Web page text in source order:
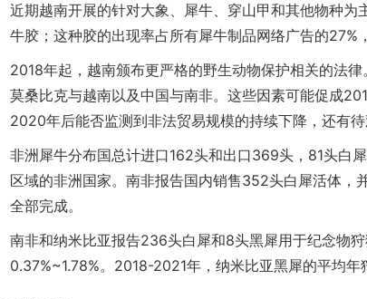
近期越南开展的针对大象、犀牛、穿山甲和其他物种
牛胶；这种胶的出现率占所有犀牛制品网络广告的27%
2018年起，越南颁布更严格的野生动物保护相关的法
莫桑比克与越南以及中国与南非。这些因素可能促成
2020年后能否监测到非法贸易规模的持续下降，还有待
非洲犀牛分布国总计进口162头和出口369头，81头白
区域的非洲国家。南非报告国内销售352头白犀活体，
全部完成。
南非和纳米比亚报告236头白犀和8头黑犀用于纪念物
0.37%~1.78%。2018-2021年，纳米比亚黑犀的平均年